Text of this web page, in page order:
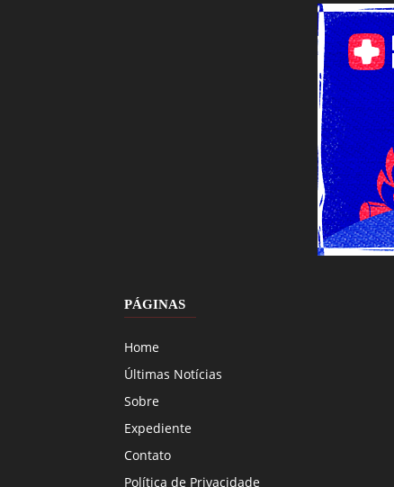
PÁGINAS
Home
Últimas Notícias
Sobre
Expediente
Contato
Política de Privacidade